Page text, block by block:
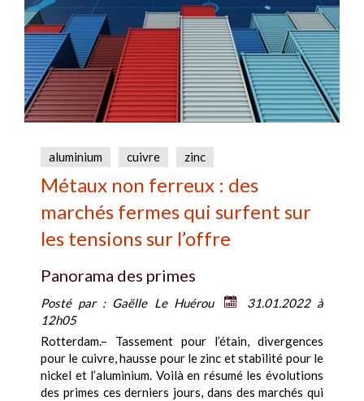
aluminium cuivre zinc
Métaux non ferreux : des
marchés fermes qui surfent sur
les tensions sur l’offre
Panorama des primes
Posté par : Gaëlle Le Huérou
31.01.2022 à
12h05
Rotterdam.– Tassement pour l’étain, divergences
pour le cuivre, hausse pour le zinc et stabilité pour le
nickel et l’aluminium. Voilà en résumé les évolutions
des primes ces derniers jours, dans des marchés qui